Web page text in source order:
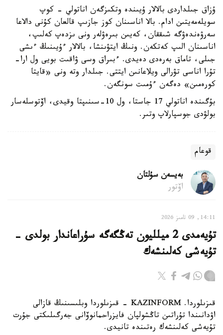
ۇزاق جىلداردى بالالار ۇيىندە وتكىزگەن اناتولي - كوپ
سويلەمەيتىن ادام. بالا اناسىنان كوز جازىپ قالعان كۇنى دالاعا
سەرۋەندەۋگە شىققان، كەيىن بىرەۋلەر ونى ىزدەپ كەلىپ،
اناسىنان الىپ كەتكەن. ونىڭ ايتۋىنشا، بالالار ءۇيىنىڭ ءىشى
جىلى، تاماق بەرەدى دەيدى. ءبىراق وسى ۋاقىت بويى ول ارا-
تۇرا اناسى تۋرالى ويلاعانىن ايتتى. جىلدار وتە ونى «قايتا
كورەمىن» دەگەن ءۇمىت سونگەن.
بۇگىندە اناتولي 17 جاستا، ول 10-سىنىپتا وقيدى، اۆتوسلەسار
بولۋدى جوسپارلاپ وتىر.
قوعام
بەيسەن سۇلتان
اۆتور
14:11, 09 تامىز 2026
تۇيەمدى 2 ميلليون تەڭگەگە سۇراعاندار بولدى -
تۇيەشى كەلىنشەك
قىزىلوردا. KAZINFORM - قىزىلوردا وبلىسىنىڭ قازالى
اۋدانىندا تۇراتىن تاڭشولپان فايزراحمانوۆانى جەرگىلىكتى جۇرت
تۇيەشى كەلىنشەك رەتىندە تانيدى.